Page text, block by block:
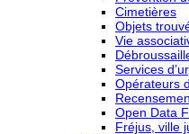
Cimetières
Objets
Vie
Services
Opérateurs
Open Data
Fréjus, ville